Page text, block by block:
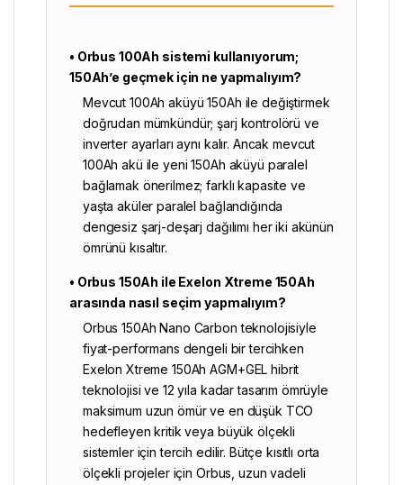
• Orbus 100Ah sistemi kullanıyorum;
150Ah’e geçmek için ne yapmalıyım?
Mevcut 100Ah aküyü 150Ah ile değiştirmek
doğrudan mümkündür; şarj kontrolörü ve
inverter ayarları aynı kalır. Ancak mevcut
100Ah akü ile yeni 150Ah aküyü paralel
bağlamak önerilmez; farklı kapasite ve
yaşta aküler paralel bağlandığında
dengesiz şarj-deşarj dağılımı her iki akünün
ömrünü kısaltır.
• Orbus 150Ah ile Exelon Xtreme 150Ah
arasında nasıl seçim yapmalıyım?
Orbus 150Ah Nano Carbon teknolojisiyle
fiyat-performans dengeli bir tercihken
Exelon Xtreme 150Ah AGM+GEL hibrit
teknolojisi ve 12 yıla kadar tasarım ömrüyle
maksimum uzun ömür ve en düşük TCO
hedefleyen kritik veya büyük ölçekli
sistemler için tercih edilir. Bütçe kısıtlı orta
ölçekli projeler için Orbus, uzun vadeli